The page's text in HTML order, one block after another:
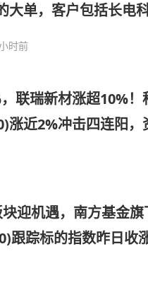
大单，客户包括长电
时前
联瑞新材涨超10%！
涨近2%冲击四连阳，
迎机遇，南方基金
跟踪标的指数昨日收